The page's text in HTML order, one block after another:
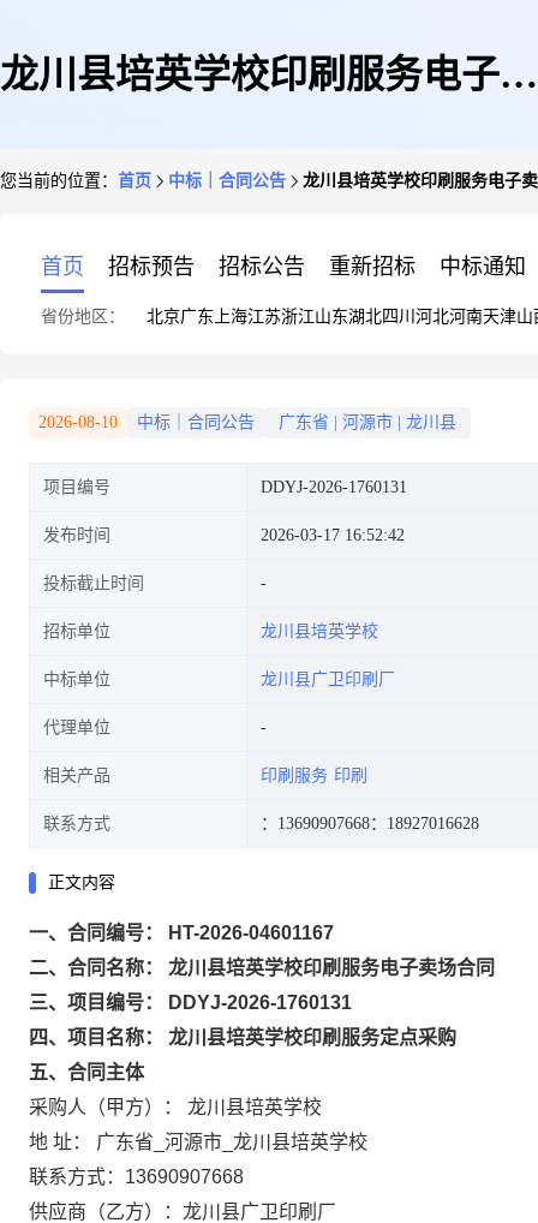
龙川县培英学校印刷服务电子卖
您当前的位置： 首页 中标｜合同公告 龙川县培英学校印刷服务电子
首页 招标预告 招标公告 重新招标 中标通知
省份地区： 北京广东 上海江苏浙江山东湖北四川 河北河南天津山
2026-08-10 中标｜合同公告 广东省 河源市 龙川县
项目编号 DDYJ-2026-1760131
发布时间 2026-03-17 16:52:42
投标截止时间
招标单位 龙川县培英学校
中标单位 龙川县广卫印刷厂
代理单位
相关产品 印刷服务 印刷
联系方式 ：13690907668：18927016628
正文内容
一、合同编号： HT-2026-04601167
二、合同名称： 龙川县培英学校印刷服务电子卖场合同
三、项目编号： DDYJ-2026-1760131
四、项目名称： 龙川县培英学校印刷服务定点采购
五、合同主体
采购人（甲方）： 龙川县培英学校
地 址： 广东省_河源市_龙川县培英学校
联系方式：13690907668
供应商（乙方）：龙川县广卫印刷厂